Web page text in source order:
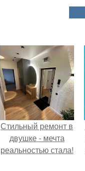
Стильный ремонт в
двушке - мечта
реальностью стала!